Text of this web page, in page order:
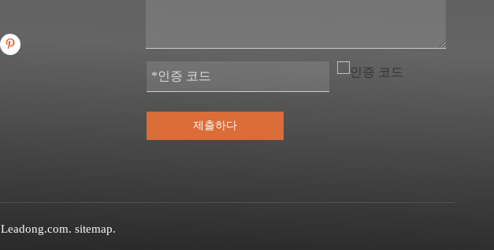
제출하다
Leadong.com. sitemap.